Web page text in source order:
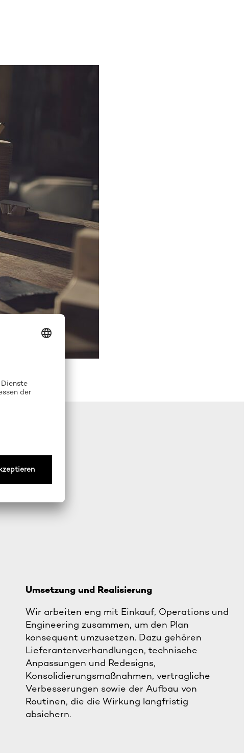
Umsetzung und Realisierung
Wir arbeiten eng mit Einkauf, Operations und
Engineering zusammen, um den Plan
konsequent umzusetzen. Dazu gehören
Lieferantenverhandlungen, technische
Anpassungen und Redesigns,
Konsolidierungsmaßnahmen, vertragliche
Verbesserungen sowie der Aufbau von
Routinen, die die Wirkung langfristig
absichern.